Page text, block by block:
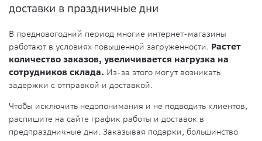
доставки в праздничные дни
В предновогодний период многие интернет-магазины
работают в условиях повышенной загруженности. Растет
количество заказов, увеличивается нагрузка на
сотрудников склада. Из-за этого могут возникать
задержки с отправкой и доставкой.
Чтобы исключить недопонимания и не подводить клиентов,
распишите на сайте график работы и доставок в
предпраздничные дни. Заказывая подарки, большинство